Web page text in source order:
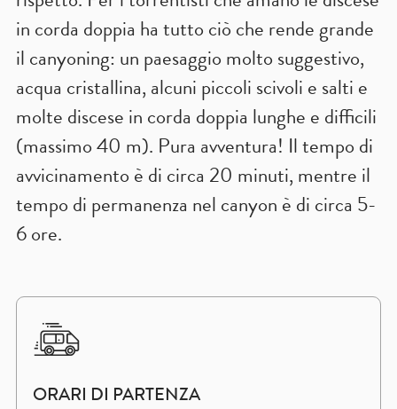
in corda doppia ha tutto ciò che rende grande
il canyoning: un paesaggio molto suggestivo,
acqua cristallina, alcuni piccoli scivoli e salti e
molte discese in corda doppia lunghe e difficili
(massimo 40 m). Pura avventura! Il tempo di
avvicinamento è di circa 20 minuti, mentre il
tempo di permanenza nel canyon è di circa 5-
6 ore.
ORARI DI PARTENZA